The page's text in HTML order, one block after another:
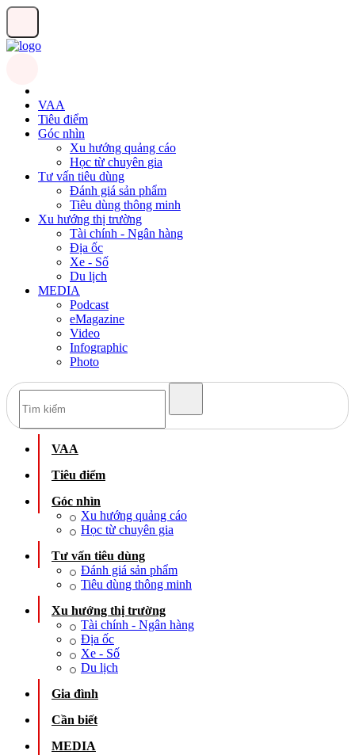
VAA
Tiêu điểm
Góc nhìn
Xu hướng quảng cáo
Học từ chuyên gia
Tư vấn tiêu dùng
Đánh giá sản phẩm
Tiêu dùng thông minh
Xu hướng thị trường
Tài chính - Ngân hàng
Địa ốc
Xe - Số
Du lịch
MEDIA
Podcast
eMagazine
Video
Infographic
Photo
VAA
Tiêu điểm
Góc nhìn
Xu hướng quảng cáo
Học từ chuyên gia
Tư vấn tiêu dùng
Đánh giá sản phẩm
Tiêu dùng thông minh
Xu hướng thị trường
Tài chính - Ngân hàng
Địa ốc
Xe - Số
Du lịch
Gia đình
Cần biết
MEDIA